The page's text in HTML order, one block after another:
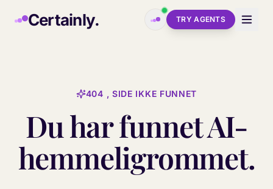
Certainly. TRY AGENTS
404 , SIDE IKKE FUNNET
Du har funnet AI-
hemmeligrommet.